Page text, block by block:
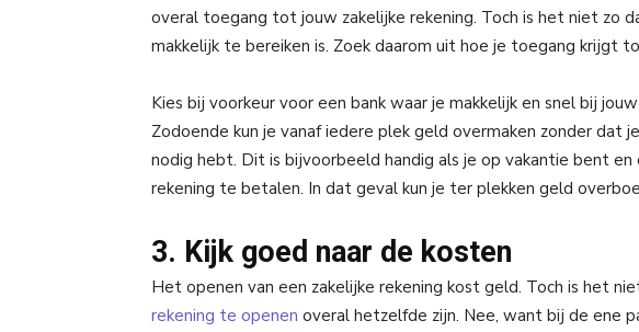
overal toegang tot jouw zakelijke rekening. Toch is het niet zo
makkelijk te bereiken is. Zoek daarom uit hoe je toegang krijgt
Kies bij voorkeur voor een bank waar je makkelijk en snel bij
Zodoende kun je vanaf iedere plek geld overmaken zonder dat
nodig hebt. Dit is bijvoorbeeld handig als je op vakantie bent
rekening te betalen. In dat geval kun je ter plekken geld
3. Kijk goed naar de kosten
Het openen van een zakelijke rekening kost geld. Toch is het
rekening te openen overal hetzelfde zijn. Nee, want bij de ene